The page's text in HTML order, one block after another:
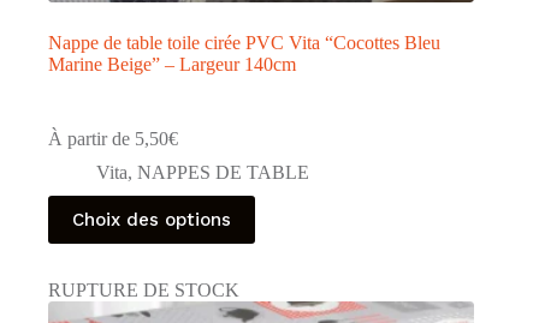
Nappe de table toile cirée PVC Vita “Cocottes Bleu
Marine Beige” – Largeur 140cm
À partir de 5,50€
Vita, NAPPES DE TABLE
Choix des options
Ce
produit
a
variations.
RUPTURE DE STOCK